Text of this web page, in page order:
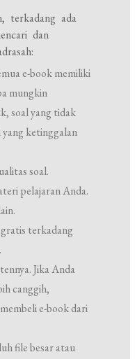
terkadang ada
dan
e-book memiliki
mungkin
soal yang tidak
ketinggalan
soal.
pelajaran Anda.
terkadang
Jika Anda
canggih,
e-book dari
file besar atau